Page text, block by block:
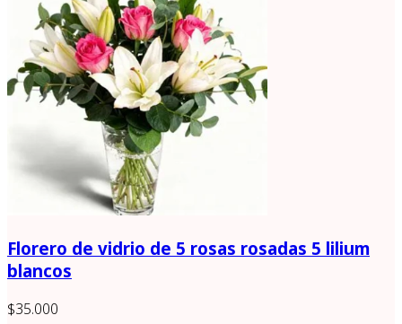
Florero de vidrio de 5 rosas rosadas 5 lilium
blancos
$35.000